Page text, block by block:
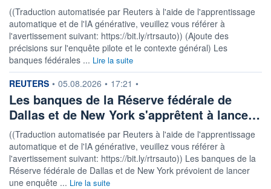
((Traduction automatisée par Reuters à l'aide de l'apprentissage
automatique et de l'IA générative, veuillez vous référer à
l'avertissement suivant: https://bit.ly/rtrsauto)) (Ajoute des
précisions sur l'enquête pilote et le contexte général) Les
banques fédérales ... Lire la suite
information fournie par
REUTERS • 05.08.2026 • 17:21 •
Les banques de la Réserve fédérale de
Dallas et de New York s'apprêtent à lance…
((Traduction automatisée par Reuters à l'aide de l'apprentissage
automatique et de l'IA générative, veuillez vous référer à
l'avertissement suivant: https://bit.ly/rtrsauto)) Les banques de la
Réserve fédérale de Dallas et de New York prévoient de lancer
une enquête ... Lire la suite